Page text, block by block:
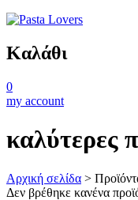
Καλάθι
0
my account
καλύτερες
Αρχική σελίδα >
Δεν βρέθηκε κανένα